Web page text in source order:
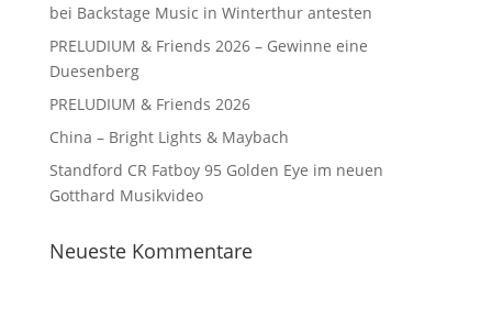
bei Backstage Music in Winterthur antesten
PRELUDIUM & Friends 2026 – Gewinne eine
Duesenberg
PRELUDIUM & Friends 2026
China – Bright Lights & Maybach
Standford CR Fatboy 95 Golden Eye im neuen
Gotthard Musikvideo
Neueste Kommentare